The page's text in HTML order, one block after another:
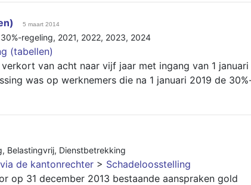
5 maart 2014
regeling, 2021, 2022, 2023, 2024
(tabellen)
van acht naar vijf jaar met ingang van 1 januari
was op werknemers die na 1 januari 2019 de
, Belastingvrij, Dienstbetrekking
de kantonrechter > Schadeloosstelling
op 31 december 2013 bestaande aanspraken gold